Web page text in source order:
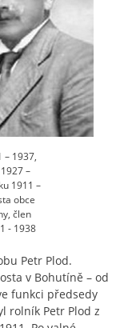
– 1937,
–
1911 –
obce
člen
- 1938
Petr Plod.
v Bohutíně – od
funkci předsedy
rolník Petr Plod z